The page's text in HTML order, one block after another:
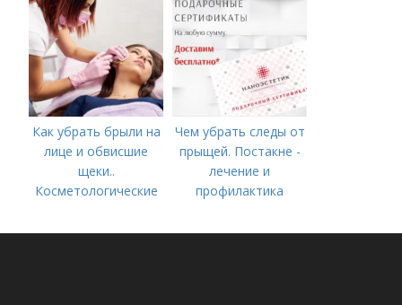
Как убрать брыли на
лице и обвисшие
щеки..
Косметологические
Чем убрать следы от
прыщей. Постакне -
лечение и
профилактика